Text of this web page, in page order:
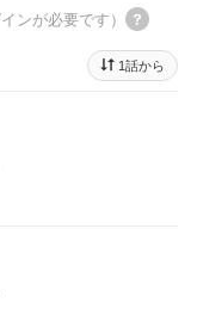
ンが必要です）
1話から